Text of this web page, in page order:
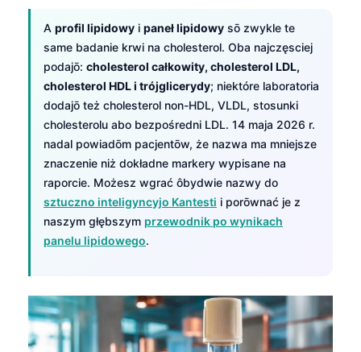
A profil lipidowy i paneł lipidowy sō zwykle te
same badanie krwi na cholesterol. Oba najczęsciej
podajō: cholesterol całkowity, cholesterol LDL,
cholesterol HDL i trójglicerydy; niektóre laboratoria
dodajō też cholesterol non-HDL, VLDL, stosunki
cholesterolu abo bezpośredni LDL. 14 maja 2026 r.
nadal powiadōm pacjentōw, że nazwa ma mniejsze
znaczenie niż dokładne markery wypisane na
raporcie. Możesz wgrać ôbydwie nazwy do
sztuczno inteligyncyjo Kantesti i porōwnać je z
naszym głębszym przewodnik po wynikach
panelu lipidowego.